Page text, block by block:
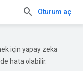
Oturum aç
için yapay zeka
hata olabilir.